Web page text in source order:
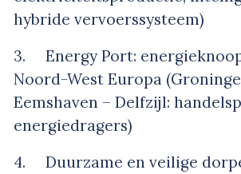
hybride vervoerssysteem)
3. Energy Port:
Noord-West Europa
Eemshaven – Delfzijl:
energiedragers)
4. Duurzame en veilige